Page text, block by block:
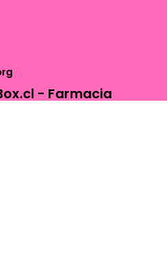
- Farmacia